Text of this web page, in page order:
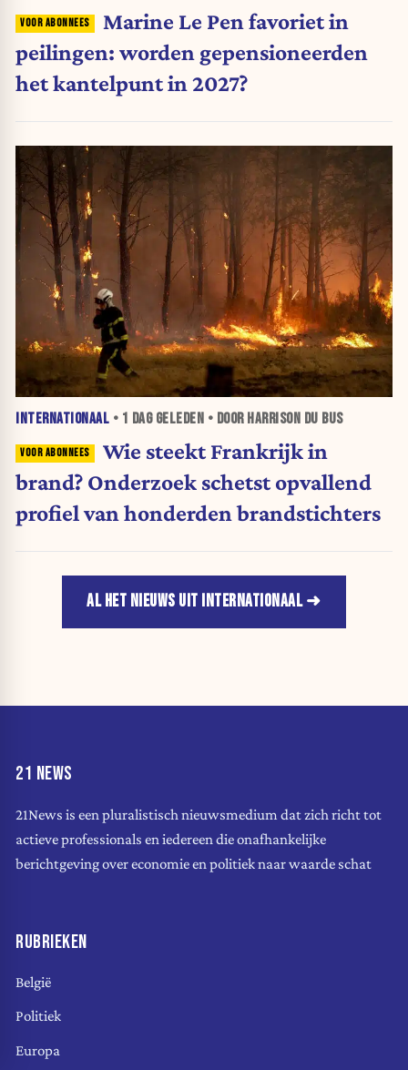
Marine Le Pen favoriet in
peilingen: worden gepensioneerden
het kantelpunt in 2027?
INTERNATIONAAL • 1 DAGGELEDEN • DOOR HARRISON DU BUS
Wie steekt Frankrijk in
brand? Onderzoek schetst opvallend
profiel van honderden brandstichters
AL HET NIEUWS UIT INTERNATIONAAL
21 NEWS
21News is een pluralistisch nieuwsmedium dat zich richt tot
actieve professionals en iedereen die onafhankelijke
berichtgeving over economie en politiek naar waarde schat
RUBRIEKEN
België
Politiek
Europa